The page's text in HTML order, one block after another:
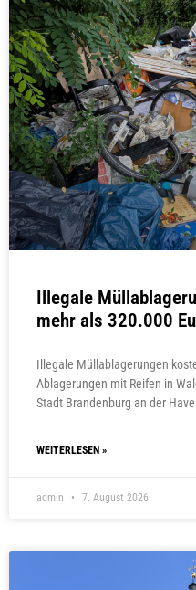
Illegale
mehr als 320.000
Illegale Müllablagerungen
Ablagerungen mit Reifen in
Stadt Brandenburg an der
WEITERLESEN »
admin 7. August 2026